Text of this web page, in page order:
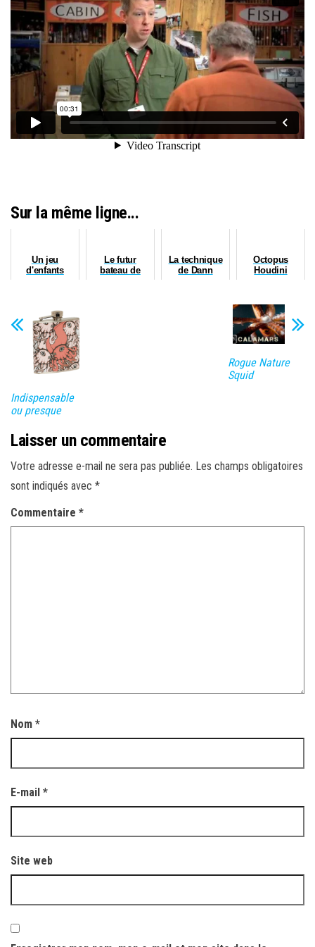
Sur la même ligne...
Un jeu
d'enfants
Le futur
bateau de
La technique
de Dann
Octopus
Houdini
Indispensable
ou presque
Rogue Nature
Squid
Laisser un commentaire
Votre adresse e-mail ne sera pas publiée. Les champs obligatoires
sont indiqués avec *
Commentaire *
Nom *
E-mail *
Site web